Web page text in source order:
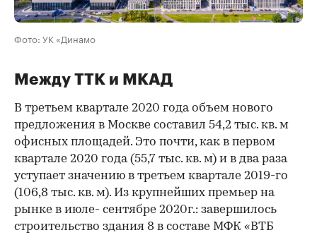
Фото: УК «Динамо
Между ТТК и МКАД
В третьем квартале 2020 года объем нового
предложения в Москве составил 54,2 тыс. кв. м
офисных площадей. Это почти, как в первом
квартале 2020 года (55,7 тыс. кв. м) и в два раза
уступает значению в третьем квартале 2019-го
(106,8 тыс. кв. м). Из крупнейших премьер на
рынке в июле- сентябре 2020г.: завершилось
строительство здания 8 в составе МФК «ВТБ